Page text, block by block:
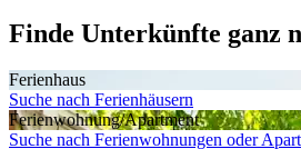
Finde Unterkünfte ganz
Ferienhaus
Suche nach Ferienhäusern
Ferienwohnung/Apartment
Suche nach Ferienwohnungen oder